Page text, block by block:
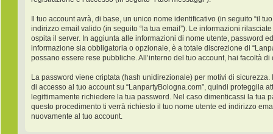
Il tuo account avrà, di base, un unico nome identificativo (in seguito “il
indirizzo email valido (in seguito “la tua email”). Le informazioni
ospita il server. In aggiunta alle informazioni di nome utente, password
informazione sia obbligatoria o opzionale, è a totale discrezione di
possano essere rese pubbliche. All’interno del tuo account, hai facoltà
La password viene criptata (hash unidirezionale) per motivi di
di accesso al tuo account su “LanpartyBologna.com”, quindi proteggila
legittimamente richiedere la tua password. Nel caso dimenticassi la tua
questo procedimento ti verrà richiesto il tuo nome utente ed indirizzo
nuovamente al tuo account.